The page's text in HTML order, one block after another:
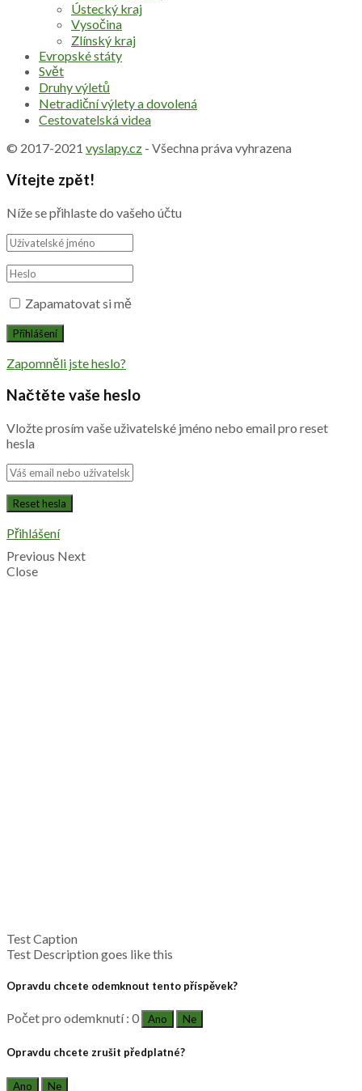
Ústecký kraj
Vysočina
Zlínský kraj
Evropské státy
Svět
Druhy výletů
Netradiční výlety a dovolená
Cestovatelská videa
© 2017-2021 vyslapy.cz - Všechna práva vyhrazena
Vítejte zpět!
Níže se přihlaste do vašeho účtu
Zapamatovat si mě
Zapomněli jste heslo?
Načtěte vaše heslo
Vložte prosím vaše uživatelské jméno nebo email pro reset
hesla
Přihlášení
Previous Next
Close
Test Caption
Test Description goes like this
Opravdu chcete odemknout tento příspěvek?
Počet pro odemknutí : 0 Ano Ne
Opravdu chcete zrušit předplatné?
Ano Ne